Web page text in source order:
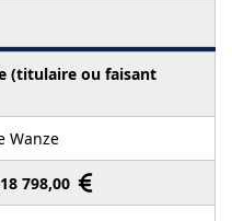
(titulaire ou faisant
Wanze
798,00